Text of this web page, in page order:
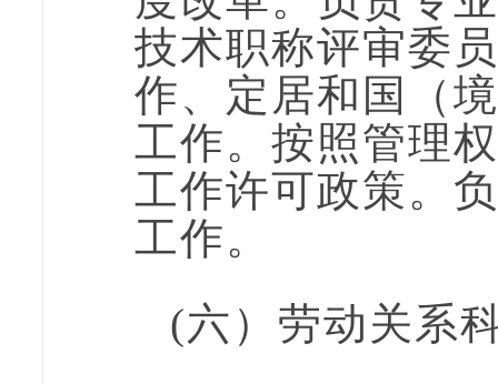
技术职称评审委
作、定居和国（
工作。按照管理
工作许可政策。
工作。
(六）劳动关系